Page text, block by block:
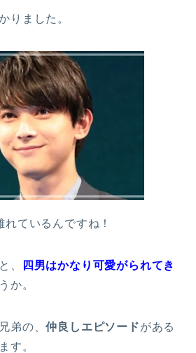
りました。
ているんですね！
、
四男はかなり可愛がられてき
か。
弟の、仲良しエピソードがある
す。